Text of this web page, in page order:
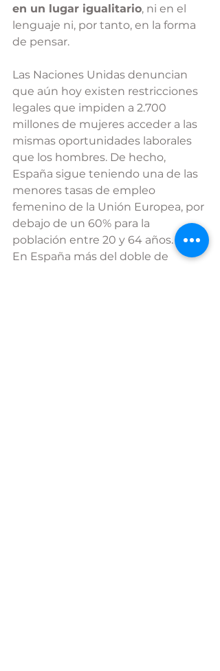
en un lugar igualitario, ni en el
lenguaje ni, por tanto, en la forma
de pensar.
Las Naciones Unidas denuncian
que aún hoy existen restricciones
legales que impiden a 2.700
millones de mujeres acceder a las
mismas oportunidades laborales
que los hombres. De hecho,
España sigue teniendo una de las
menores tasas de empleo
femenino de la Unión Europea, por
debajo de un 60% para la
población entre 20 y 64 años.
En España más del doble de